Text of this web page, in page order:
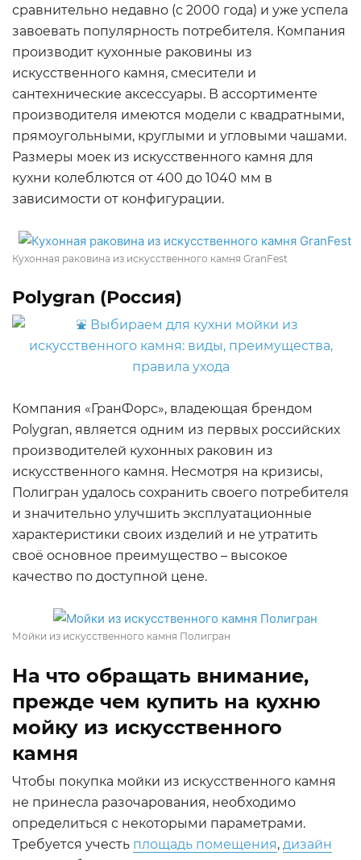
сравнительно недавно (с 2000 года) и уже успела
завоевать популярность потребителя. Компания
производит кухонные раковины из
искусственного камня, смесители и
сантехнические аксессуары. В ассортименте
производителя имеются модели с квадратными,
прямоугольными, круглыми и угловыми чашами.
Размеры моек из искусственного камня для
кухни колеблются от 400 до 1040 мм в
зависимости от конфигурации.
Кухонная раковина из искусственного камня GranFest
Polygran (Россия)
Компания «ГранФорс», владеющая брендом
Polygran, является одним из первых российских
производителей кухонных раковин из
искусственного камня. Несмотря на кризисы,
Полигран удалось сохранить своего потребителя
и значительно улучшить эксплуатационные
характеристики своих изделий и не утратить
своё основное преимущество – высокое
качество по доступной цене.
Мойки из искусственного камня Полигран
На что обращать внимание,
прежде чем купить на кухню
мойку из искусственного
камня
Чтобы покупка мойки из искусственного камня
не принесла разочарования, необходимо
определиться с некоторыми параметрами.
Требуется учесть площадь помещения, дизайн